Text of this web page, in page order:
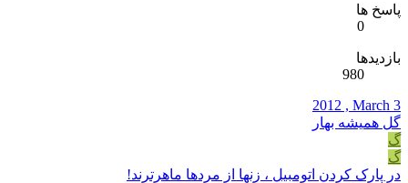
پاسخ ها
0
بازدیدها
980
2012 , March 3
گل همیشه بهار
گ
گ
در پارک کردن اتومبیل ، زنها از مردها ماهرترند!